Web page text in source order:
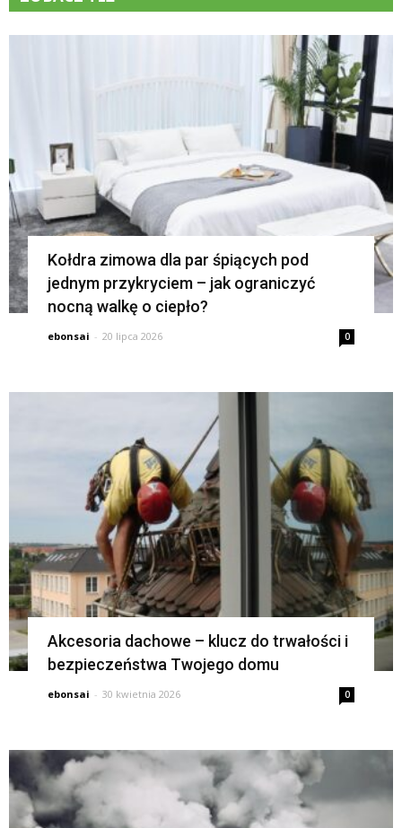
Kołdra zimowa dla par śpiących pod
jednym przykryciem – jak ograniczyć
nocną walkę o ciepło?
ebonsai - 20 lipca 2026 0
Akcesoria dachowe – klucz do trwałości i
bezpieczeństwa Twojego domu
ebonsai - 30 kwietnia 2026 0